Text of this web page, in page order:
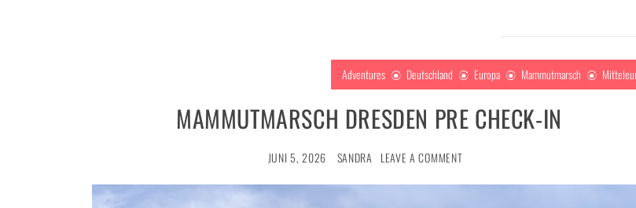
Adventures Deutschland Europa Mammutmarsch
MAMMUTMARSCH DRESDEN PRE CHECK-IN
JUNI 5, 2026 SANDRA LEAVE A COMMENT